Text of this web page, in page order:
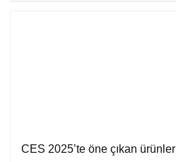
CES 2025’te öne çıkan ürünler